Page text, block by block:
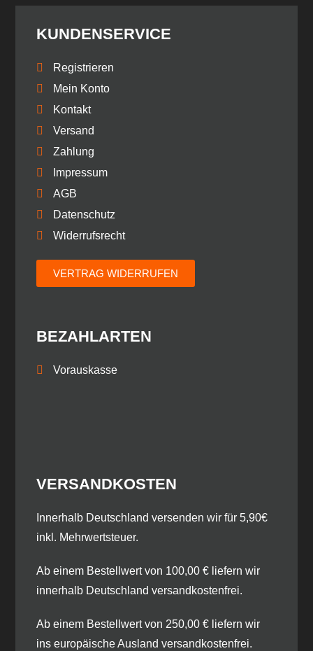
KUNDENSERVICE
Registrieren
Mein Konto
Kontakt
Versand
Zahlung
Impressum
AGB
Datenschutz
Widerrufsrecht
VERTRAG WIDERRUFEN
BEZAHLARTEN
Vorauskasse
VERSANDKOSTEN
​Innerhalb Deutschland versenden wir für 5,90€
inkl. Mehrwertsteuer.
Ab einem Bestellwert von 100,00 € liefern wir
innerhalb Deutschland versandkostenfrei.
Ab einem Bestellwert von 250,00 € liefern wir
ins europäische Ausland versandkostenfrei.